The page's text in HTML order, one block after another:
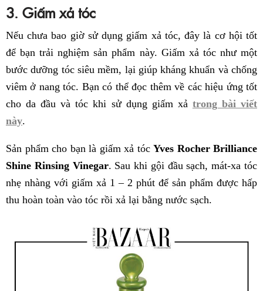
3. Giấm xả tóc
Nếu chưa bao giờ sử dụng giấm xả tóc, đây là cơ hội tốt
để bạn trải nghiệm sản phẩm này. Giấm xả tóc như một
bước dưỡng tóc siêu mềm, lại giúp kháng khuẩn và chống
viêm ở nang tóc. Bạn có thể đọc thêm về các hiệu ứng tốt
cho da đầu và tóc khi sử dụng giấm xả trong bài viết
này.
Sản phẩm cho bạn là giấm xả tóc Yves Rocher Brilliance
Shine Rinsing Vinegar. Sau khi gội đầu sạch, mát-xa tóc
nhẹ nhàng với giấm xả 1 – 2 phút để sản phẩm được hấp
thu hoàn toàn vào tóc rồi xả lại bằng nước sạch.